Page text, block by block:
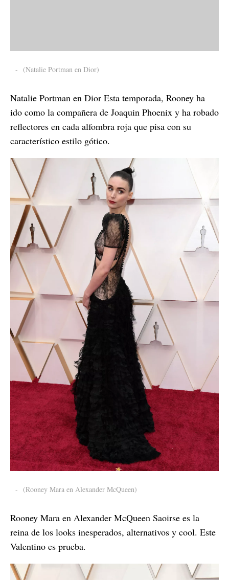
- (Natalie Portman en Dior)
Natalie Portman en Dior Esta temporada, Rooney ha
ido como la compañera de Joaquin Phoenix y ha robado
reflectores en cada alfombra roja que pisa con su
característico estilo gótico.
- (Rooney Mara en Alexander McQueen)
Rooney Mara en Alexander McQueen Saoirse es la
reina de los looks inesperados, alternativos y cool. Este
Valentino es prueba.